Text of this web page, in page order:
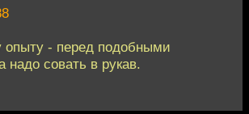
- перед подобными
надо совать в рукав.